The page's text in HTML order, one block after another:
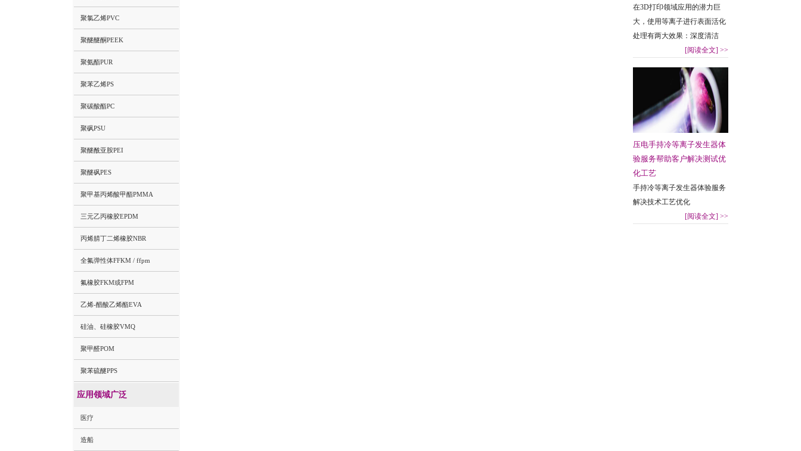
聚氯乙烯PVC
聚醚醚酮PEEK
聚氨酯PUR
聚苯乙烯PS
聚碳酸酯PC
聚砜PSU
聚醚酰亚胺PEI
聚醚砜PES
聚甲基丙烯酸甲酯PMMA
三元乙丙橡胶EPDM
丙烯腈丁二烯橡胶NBR
全氟弹性体FFKM / ffpm
氟橡胶FKM或FPM
乙烯-醋酸乙烯酯EVA
硅油、硅橡胶VMQ
聚甲醛POM
聚苯硫醚PPS
应用领域广泛
医疗
造船
在3D打印领域应用的潜力巨
大，使用等离子进行表面活化
处理有两大效果：深度清洁
[阅读全文] >>
压电手持冷等离子发生器体
验服务帮助客户解决测试优
化工艺
手持冷等离子发生器体验服务
解决技术工艺优化
[阅读全文] >>